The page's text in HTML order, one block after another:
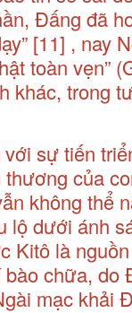
Đấng đã
[11] , nay
toàn vẹn”
khác, trong
sự tiến
của
không thể
dưới ánh
Kitô là
chữa,
mạc